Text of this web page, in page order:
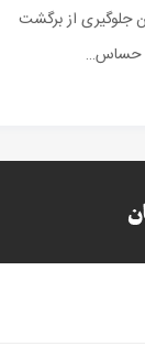
جلوگیری از برگشت
حساس…